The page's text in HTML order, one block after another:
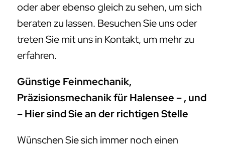
oder aber ebenso gleich zu sehen, um sich
beraten zu lassen. Besuchen Sie uns oder
treten Sie mit uns in Kontakt, um mehr zu
erfahren.
Günstige Feinmechanik,
Präzisionsmechanik für Halensee – , und
– Hier sind Sie an der richtigen Stelle
Wünschen Sie sich immer noch einen